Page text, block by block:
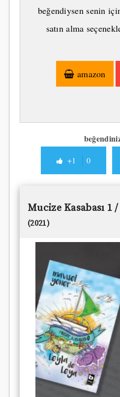
beğendiysen senin
satın alma
amazon
+1 0
Mucize Kasabası 1
(2021)